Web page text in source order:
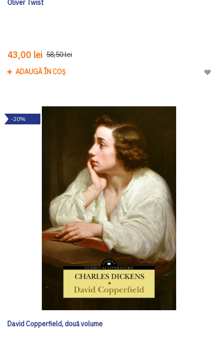
Oliver Twist
43,00 lei 58,50 lei
ADAUGĂ ÎN COȘ
-20%
David Copperfield, două volume